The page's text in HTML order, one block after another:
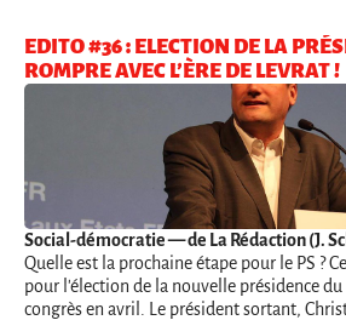
EDITO #36 : ELECTION DE LA
ROMPRE AVEC L’ÈRE DE LEVRAT !
Social-démocratie— de La Rédaction (J.
Quelle est la prochaine étape pour le PS ?
pour l'élection de la nouvelle présidence
congrès en avril. Le président sortant,